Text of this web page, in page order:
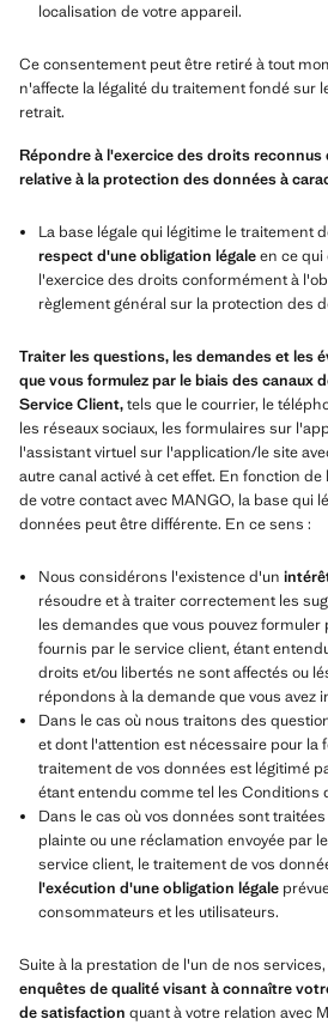
localisation de votre appareil.
Ce consentement peut être retiré à tout
n'affecte la légalité du traitement fondé sur
retrait.
Répondre à l'exercice des droits reconnus
relative à la protection des données à
La base légale qui légitime le traitement
respect d'une obligation légaleen ce
l'exercice des droits conformément à
règlement général sur la protection des
Traiter les questions, les demandes et les
que vous formulez par le biais des canaux
Service Client,tels que le courrier, le
les réseaux sociaux, les formulaires sur
l'assistant virtuel sur l'application/le site
autre canal activé à cet effet. En fonction
de votre contact avec MANGO, la base qui
données peut être différente. En ce sens :
Nous considérons l'existence d'un
résoudre et à traiter correctement les
les demandes que vous pouvez formuler
fournis par le service client, étant
droits et/ou libertés ne sont affectés ou
répondons à la demande que vous avez
Dans le cas où nous traitons des
et dont l'attention est nécessaire pour la
traitement de vos données est légitimé
étant entendu comme tel les Conditions
Dans le cas où vos données sont
plainte ou une réclamation envoyée par
service client, le traitement de vos
l'exécution d'une obligation légale
consommateurs et les utilisateurs.
Suite à la prestation de l'un de nos
enquêtes de qualité visant à connaître
de satisfaction quant à votre relation avec